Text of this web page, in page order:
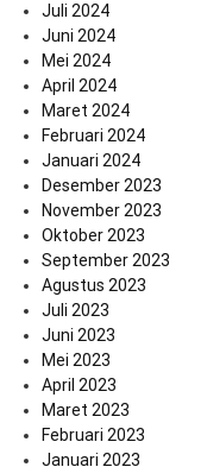
Juli 2024
Juni 2024
Mei 2024
April 2024
Maret 2024
Februari 2024
Januari 2024
Desember 2023
November 2023
Oktober 2023
September 2023
Agustus 2023
Juli 2023
Juni 2023
Mei 2023
April 2023
Maret 2023
Februari 2023
Januari 2023